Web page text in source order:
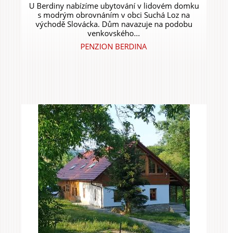
U Berdiny nabízíme ubytování v lidovém domku
s modrým obrovnáním v obci Suchá Loz na
východě Slovácka. Dům navazuje na podobu
venkovského...
PENZION BERDINA